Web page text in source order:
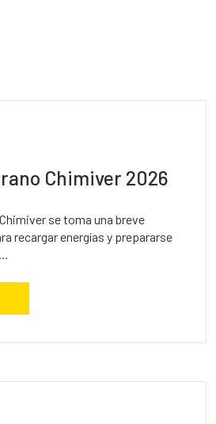
Chimiver 2026
se toma una breve
recargar energías y prepararse